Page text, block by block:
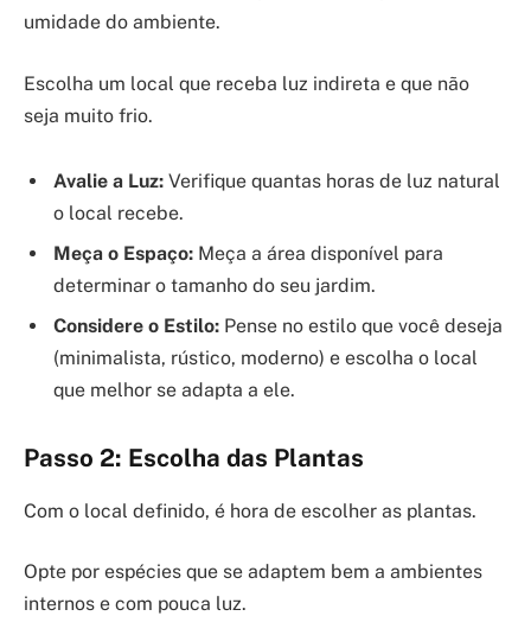
umidade do ambiente.
Escolha um local que receba luz indireta e que não
seja muito frio.
Avalie a Luz: Verifique quantas horas de luz natural
o local recebe.
Meça o Espaço: Meça a área disponível para
determinar o tamanho do seu jardim.
Considere o Estilo: Pense no estilo que você deseja
(minimalista, rústico, moderno) e escolha o local
que melhor se adapta a ele.
Passo 2: Escolha das Plantas
Com o local definido, é hora de escolher as plantas.
Opte por espécies que se adaptem bem a ambientes
internos e com pouca luz.